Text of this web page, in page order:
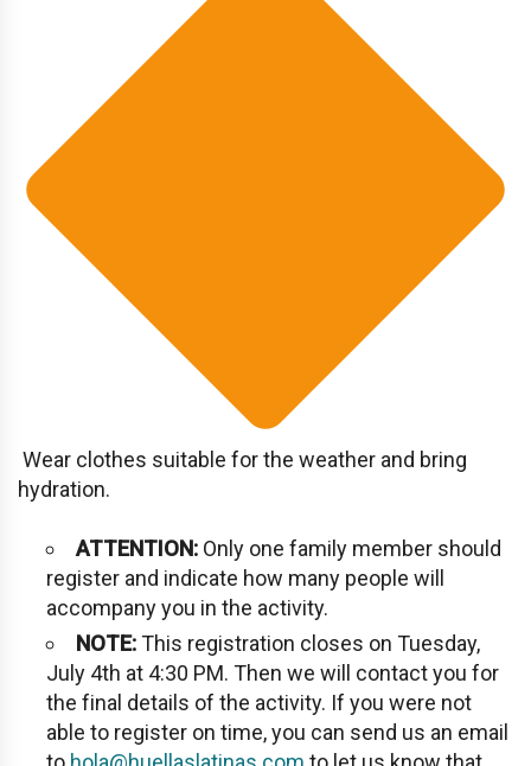
Wear clothes suitable for the weather and bring
hydration.
ATTENTION: Only one family member should
register and indicate how many people will
accompany you in the activity.
NOTE:This registration closes on Tuesday,
July 4th at 4:30 PM. Then we will contact you for
the final details of the activity. If you were not
able to register on time, you can send us an email